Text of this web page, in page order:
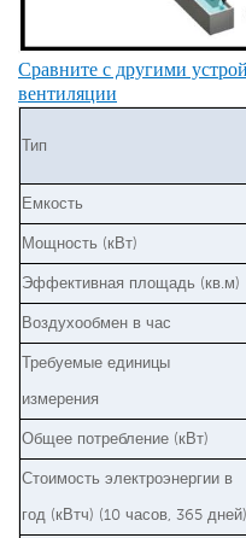
Сравните с другими
вентиляции
Тип
Емкость
Мощность (кВт)
Эффективная площадь (кв.м)
Воздухообмен в час
Требуемые единицы
измерения
Общее потребление (кВт)
Стоимость электроэнергии в
год (кВтч) (10 часов, 365 дней)